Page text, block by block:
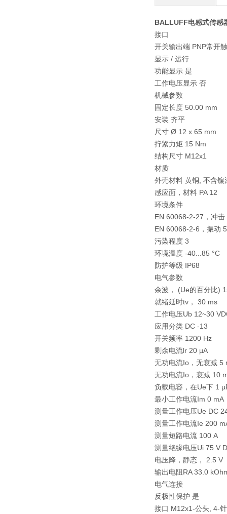
BALLUFF电感式传感
接口
开关输出端 PNP常开
显示 / 运行
功能显示 是
工作电压显示 否
机械参数
固定长度 50.00 mm
安装 齐平
尺寸 Ø 12 x 65 mm
拧紧力矩 15 Nm
结构尺寸 M12x1
材质
外壳材料 黄铜, 不含镍
感应面，材料 PA 12
环境条件
EN 60068-2-27，冲
EN 60068-2-6，振动
污染程度 3
环境温度 -40...85 °C
防护等级 IP68
电气参数
余波， (Ue的百分比)
就绪延时tv， 30 ms
工作电压Ub 12~30
应用分类 DC -13
开关频率 1200 Hz
剩余电流lr 20 µA
无功电流Io，无衰减 5
无功电流Io，衰减 10
负载电容，在Ue下 1
最小工作电流Im 0 mA
测量工作电压Ue DC
测量工作电流Ie 200
测量短路电流 100 A
测量绝缘电压Ui 75 V
电压降，静态， 2.5 V
输出电阻RA 33.0
电气连接
反极性保护 是
接口 M12x1-公头, 4-